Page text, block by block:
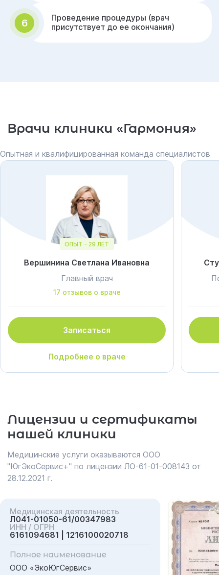
6
Проведение процедуры (врач
присутствует до ее окончания)
Врачи клиники «Гармония»
Опытная и квалифицированная команда специалистов
ОПЫТ - 29 ЛЕТ
Вершинина Светлана Ивановна
Главный врач
17 отзывов о враче
Записаться
Подробнее о враче
Лицензии и сертификаты
нашей клиники
Медицинские услуги оказываются ООО
"ЮгЭкоСервис+" по лицензии ЛО-61-01-008143 от
28.12.2021 г.
Медицинская деятельность
Л041-01050-61/00347983
ИНН / ОГРН
6161094681 | 1216100020718
Полное наименование
ООО «ЭкоЮгСервис»